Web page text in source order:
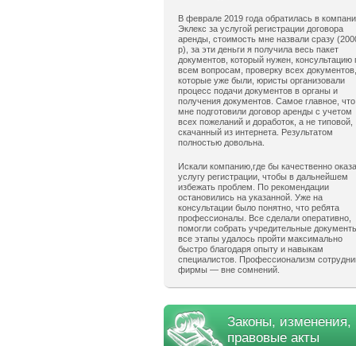
В феврале 2019 года обратилась в
Эклекс за услугой регистрации договора
аренды, стоимость мне назвали сразу
р), за эти деньги я получила весь пакет
документов, который нужен, консультацию
всем вопросам, проверку всех документов,
которые уже были, юристы организовали
процесс подачи документов в органы и
получения документов. Самое главное, что
мне подготовили договор аренды с учетом
всех пожеланий и доработок, а не типовой,
скачанный из интернета. Результатом
полностью довольна.
Искали компанию,где бы качественно
услугу регистрации, чтобы в дальнейшем
избежать проблем. По рекомендации
остановились на указанной. Уже на
консультации было понятно, что ребята
профессионалы. Все сделали оперативно,
помогли собрать учредительные
все этапы удалось пройти максимально
быстро благодаря опыту и навыкам
специалистов. Профессионализм
фирмы — вне сомнений.
Законы, изменения,
правовые акты